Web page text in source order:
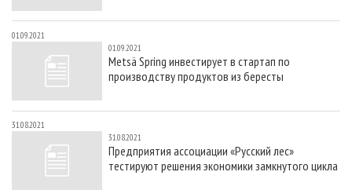
01.09.2021
01.09.2021
Metsä Spring инвестирует в стартап по
производству продуктов из бересты
31.08.2021
31.08.2021
Предприятия ассоциации «Русский лес»
тестируют решения экономики замкнутого цикла